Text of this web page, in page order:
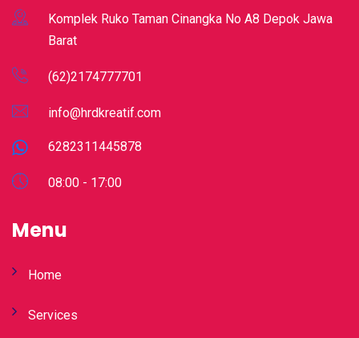
Komplek Ruko Taman Cinangka No A8 Depok Jawa
Barat
(62)2174777701
info@hrdkreatif.com
6282311445878
08:00 - 17:00
Menu
Home
Services